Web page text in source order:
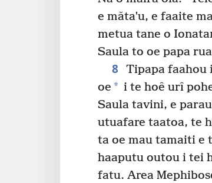
e mǎtaˈu, e faaite
metua tane o
Saula to oe papa
8 Tipapa faahou
oe * i te hoê urî
Saula tavini, e
utuafare taatoa, te
ta oe mau tamaiti e
haaputu outou i tei
fatu. Area